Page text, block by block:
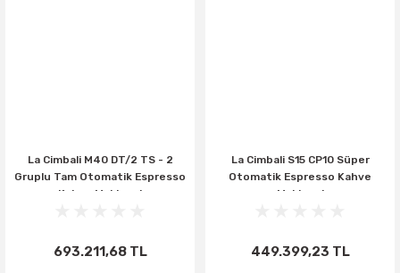
La Cimbali M40 DT/2 TS - 2
Gruplu Tam Otomatik Espresso
Kahve Makinesi
693.211,68 TL
La Cimbali S15 CP10 Süper
Otomatik Espresso Kahve
Makinesi
449.399,23 TL